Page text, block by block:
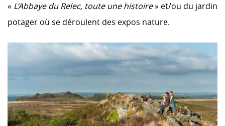
« L’Abbaye du Relec, toute une histoire» et/ou du jardin
potager où se déroulent des expos nature.